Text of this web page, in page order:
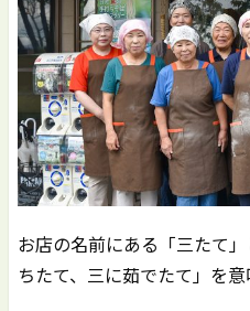
お店の名前にある「三たて
ちたて、三に茹でたて」を意